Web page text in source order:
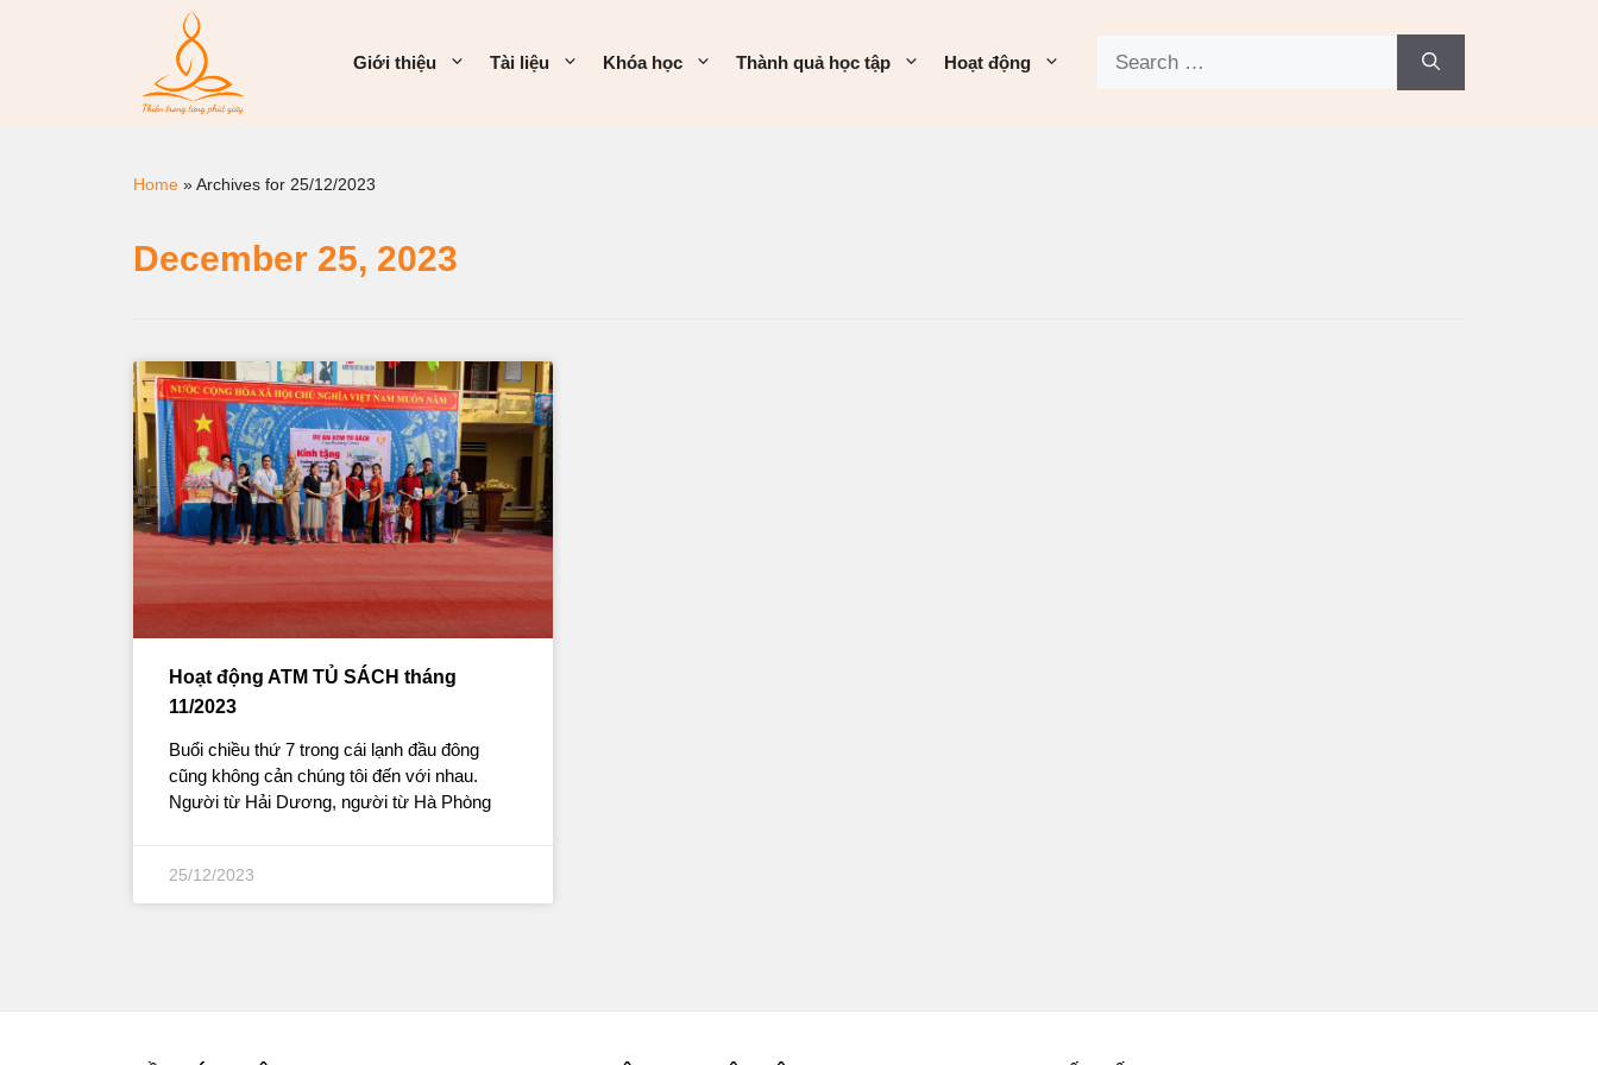
Giới thiệu Tài liệu Khóa học Thành quả học tập Hoạt động
Home »Archives for 25/12/2023
December 25, 2023
Hoạt động ATM TỦ SÁCH tháng
11/2023
Buổi chiều thứ 7 trong cái lạnh đầu đông
cũng không cản chúng tôi đến với nhau.
Người từ Hải Dương, người từ Hà Phòng
25/12/2023